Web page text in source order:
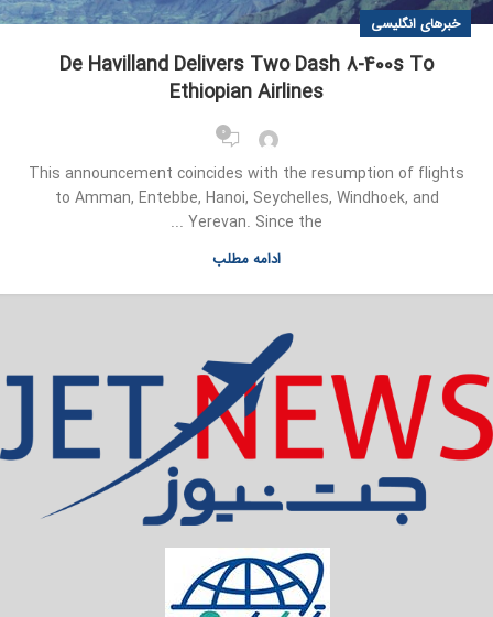
خبرهای انگلیسی
De Havilland Delivers Two Dash 8-400s To
Ethiopian Airlines
0
This announcement coincides with the resumption of flights
to Amman, Entebbe, Hanoi, Seychelles, Windhoek, and
Yerevan. Since the ...
ادامه مطلب